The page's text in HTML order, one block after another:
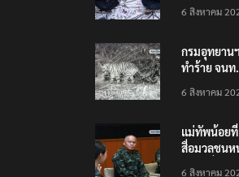
ต้อนรับอาชญ
6 สิงหาคม
กรมอุทยาน
ทำร้าย จน
บังเอิญ ไม่เข้
6 สิงหาคม
แม่ทัพน้อย
สื่อมวลชนห
6 สิงหาคม